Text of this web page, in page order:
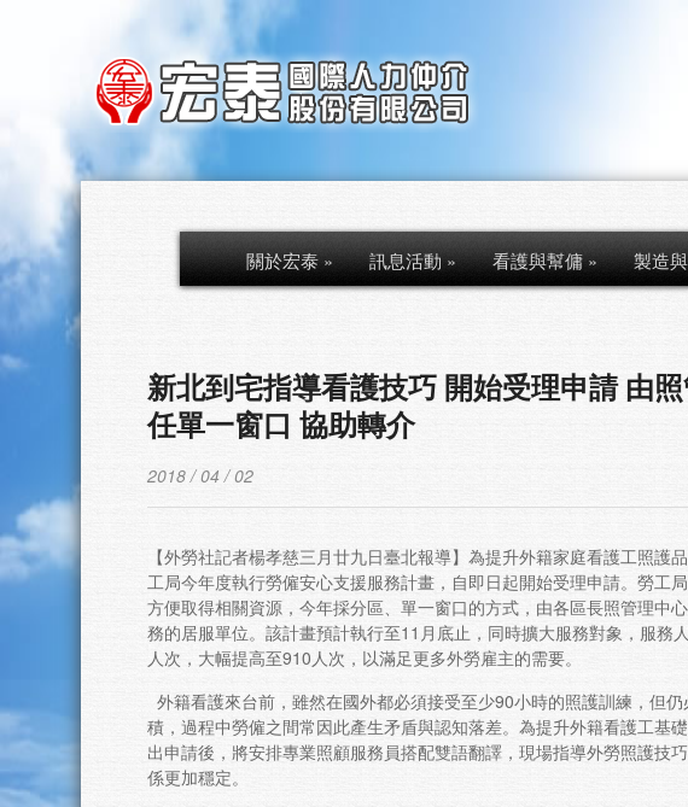
關於宏泰» 訊息活動» 看護與幫傭» 製造
新北到宅指導看護技巧 開始受理申請 由
任單一窗口 協助轉介
2018 / 04 / 02
【外勞社記者楊孝慈三月廿九日臺北報導】為提升外籍家庭看護工照護
工局今年度執行勞僱安心支援服務計畫，自即日起開始受理申請。勞工
方便取得相關資源，今年採分區、單一窗口的方式，由各區長照管理中
務的居服單位。該計畫預計執行至11月底止，同時擴大服務對象，服務
人次，大幅提高至910人次，以滿足更多外勞雇主的需要。
外籍看護來台前，雖然在國外都必須接受至少90小時的照護訓練，但
積，過程中勞僱之間常因此產生矛盾與認知落差。為提升外籍看護工基
出申請後，將安排專業照顧服務員搭配雙語翻譯，現場指導外勞照護技
係更加穩定。